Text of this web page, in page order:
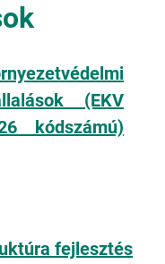
(EKV
kódszámú)
fejlesztés